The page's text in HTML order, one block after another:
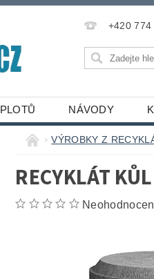
+420
NÁVODY
VÝROBKY Z
RECYKLÁT